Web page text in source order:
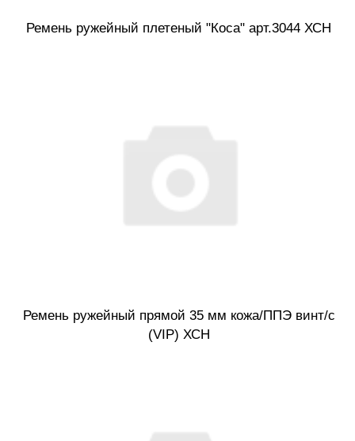
Ремень ружейный плетеный "Коса" арт.3044 ХСН
Ремень ружейный прямой 35 мм кожа/ППЭ винт/с
(VIP) ХСН